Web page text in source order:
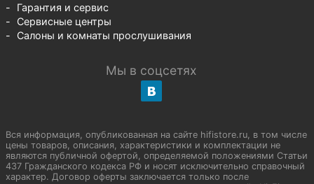
Гарантия и сервис
Сервисные центры
Салоны и комнаты прослушивания
Мы в соцсетях
Вся информация, опубликованная на сайте hifistore.ru, в том числе
цены товаров, описания, характеристики и комплектации не
являются публичной офертой, определяемой положениями Статьи
437 Гражданского кодекса РФ и носят исключительно справочный
характер. Договор оферты заключается только после